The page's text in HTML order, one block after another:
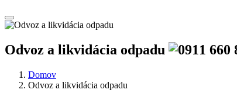
Odvoz a likvidácia odpadu
Domov
Odvoz a likvidácia odpadu